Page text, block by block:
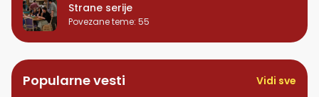
Strane serije
Povezane teme: 55
Popularne vesti Vidi sve